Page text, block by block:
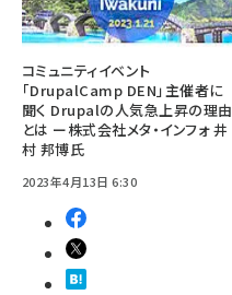
コミュニティイベント
「DrupalCamp DEN」主催者に
聞く Drupalの人気急上昇の理由
とは ー株式会社メタ・インフォ 井
村 邦博氏
2023年4月13日 6:30